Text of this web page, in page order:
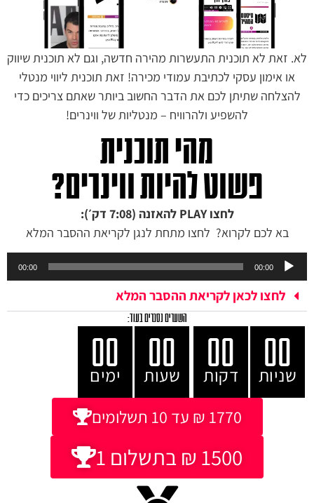
לא. זאת לא תוכנית התעשרות מהירה חדשה, וגם לא תוכנית שיווק
או אימון עסקי לכתיבת עמודי מכירה! זאת תוכנית ליווי מנטלי
להצלחה שתיתן לכם את הדבר החשוב ביותר שאתם צריכים כדי
להשפיע ולהרוויח – מנטליות של ווינרים!
מהי תוכנית
פשוט להיות ווינרים?
לחצו PLAY להאזנה (7:08 דק׳):
בא לכם לקרוא? לחצו מתחת לנגן לקריאת ההסבר המלא
אודיו
00:00
00:00
לחצו לכאן לקריאת ההסבר המלא
השערים נסגרים בעוד:
00
ימים 00
שעות 00
דקות 00
שניות
1770 ₪ עד 10 תשלומים
1500 ₪ בתשלום 1